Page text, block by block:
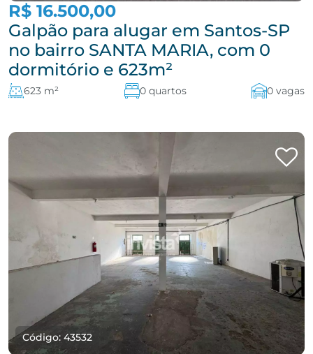
R$ 16.500,00
Galpão para alugar em Santos-SP
no bairro SANTA MARIA, com 0
dormitório e 623m²
623 m² 0 quartos 0 vagas
Código: 43532